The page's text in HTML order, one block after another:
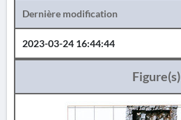
Dernière modification
2023-03-24 16:44:44
Figure(s)